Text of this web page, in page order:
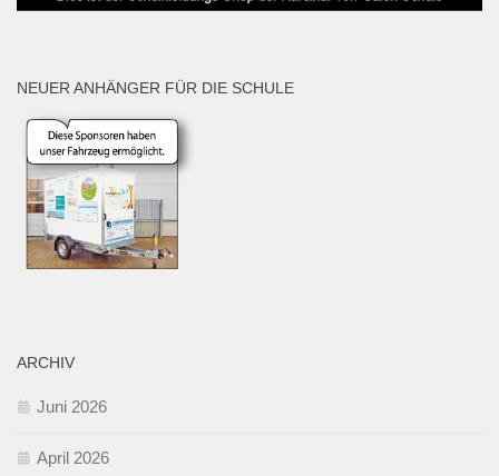
NEUER ANHÄNGER FÜR DIE SCHULE
ARCHIV
Juni 2026
April 2026